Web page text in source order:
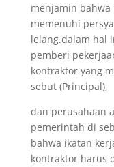
menjamin
memenuhi
lelang.dalam hal
pemberi
kontraktor yang
sebut (Principal),
dan perusahaan
pemerintah di
bahwa ikatan
kontraktor harus